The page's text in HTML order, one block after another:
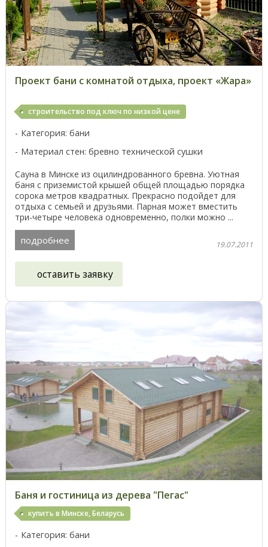
Проект бани с комнатой отдыха, проект «Жара»
строительство под ключ по низкой цене
Категория: бани
Материал стен: бревно технической сушки
Сауна в Минске из оцилиндрованного бревна. Уютная
баня с приземистой крышей общей площадью порядка
сорока метров квадратных. Прекрасно подойдет для
отдыха с семьей и друзьями. Парная может вместить
три-четыре человека одновременно, полки можно ...
подробнее 19.07.2011
оставить заявку
Баня и гостиница из дерева "Пегас"
купить в Минске, Беларусь
Категория: бани